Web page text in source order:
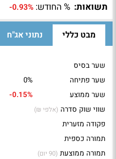
תשואות: % החודש: -0.93%
מבט כללי נתוני אג"ח
שער בסיס
שער פתיחה
0%
שער ממוצע
-0.15%
שווי שוק סדרה (אלפי ₪)
פקודה מזערית
תמורה כספית
תמורה ממוצעת (90 יום)